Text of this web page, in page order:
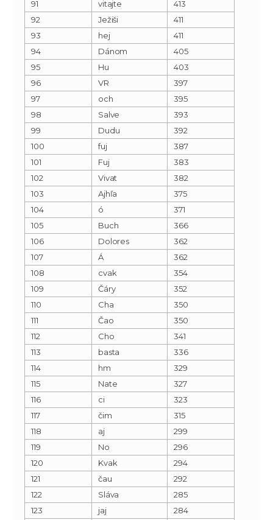
91 vitajte
413
92
Ježiši
411
93
hej
411
94
Dánom
405
95
Hu
403
96
VR
397
97
och
395
98
Salve
393
99
Dudu
392
100
fuj
387
101
Fuj
383
102
Vivat
382
103
Ajhľa
375
104
ó
371
105
Buch
366
106
Dolores
362
107
Á
362
108
cvak
354
109
Čáry
352
110
Cha
350
111
Čao
350
112
Cho
341
113
basta
336
114
hm
329
115
Nate
327
116
ci
323
117
čim
315
118
aj
299
119
No
296
120
Kvak
294
121
čau
292
122
Sláva
285
123
jaj
284